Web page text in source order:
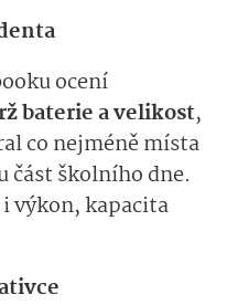
ocení
baterie a velikost,
co nejméně místa
část školního dne.
výkon, kapacita